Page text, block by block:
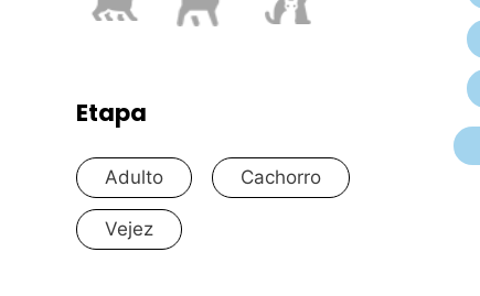
Etapa
Adulto Cachorro
Vejez